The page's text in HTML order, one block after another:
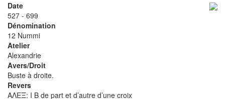
Date
527 - 699
Dénomination
12 Nummi
Atelier
Alexandrie
Avers/Droit
Buste à droite.
Revers
ΑΛΕΞ: I B de part et d’autre d’une croix